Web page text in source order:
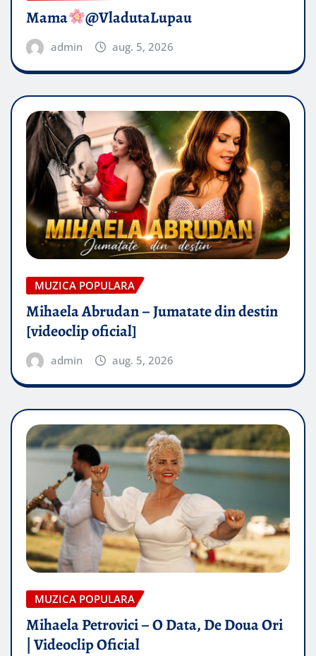
Mama @VladutaLupau
admin aug. 5, 2026
MUZICA POPULARA
Mihaela Abrudan – Jumatate din destin
[videoclip oficial]
admin aug. 5, 2026
MUZICA POPULARA
Mihaela Petrovici – O Data, De Doua Ori
| Videoclip Oficial